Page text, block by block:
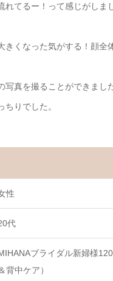
てるー！って感じがしま
くなった気がする！顔全
真を撮ることができました
りでした。
性
代
ブライダル新婦様
＆背中ケア）